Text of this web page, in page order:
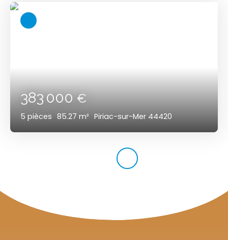
383 000€
5 pièces 85.27 m² Piriac-sur-Mer 44420